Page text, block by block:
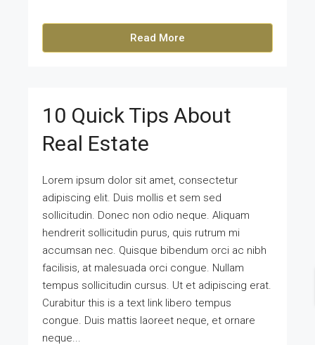
Read More
10 Quick Tips About
Real Estate
Lorem ipsum dolor sit amet, consectetur
adipiscing elit. Duis mollis et sem sed
sollicitudin. Donec non odio neque. Aliquam
hendrerit sollicitudin purus, quis rutrum mi
accumsan nec. Quisque bibendum orci ac nibh
facilisis, at malesuada orci congue. Nullam
tempus sollicitudin cursus. Ut et adipiscing erat.
Curabitur this is a text link libero tempus
congue. Duis mattis laoreet neque, et ornare
neque...